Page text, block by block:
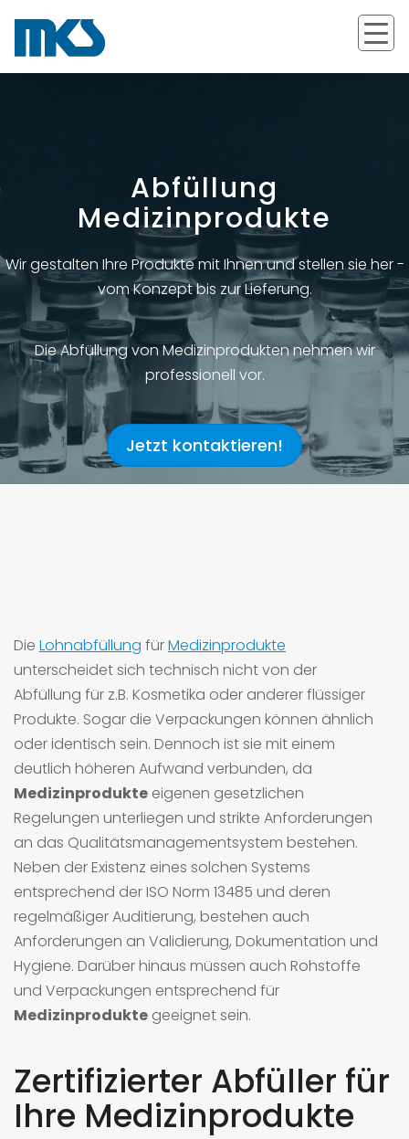
Kosmetik
Lohnhersteller Kosmetik
Cremeherstellung
Salbenherstellung
Lohnabfüllung Kosmetik
Tubenabfüllung
Medizinprodukte
Lohnherstellung Medizinprodukte
Lohnabfüllung Medizinprodukte
Nahrungsergänzungsmittel
E-Liquids
Leistungen
Vertrieb und Produktmanagement
Entwicklung
Lohnherstellung und Abfüllung
Das sind wir
Wer wir sind
Was wir machen
Informationen
Zertifikate/ Downloads
Kontakt
Datenschutz
Abfüllung
Medizinprodukte
Wir gestalten Ihre Produkte mit Ihnen und stellen sie her -
vom Konzept bis zur Lieferung.
Die Abfüllung von Medizinprodukten nehmen wir
professionell vor.
Jetzt kontaktieren!
Die Lohnabfüllung fürMedizinprodukte
unterscheidet sich technisch nicht von der
Abfüllung für z.B. Kosmetika oder anderer flüssiger
Produkte. Sogar die Verpackungen können ähnlich
oder identisch sein. Dennoch ist sie mit einem
deutlich höheren Aufwand verbunden, da
Medizinprodukte eigenen gesetzlichen
Regelungen unterliegen und strikte Anforderungen
an das Qualitätsmanagementsystem bestehen.
Neben der Existenz eines solchen Systems
entsprechend der ISO Norm 13485 und deren
regelmäßiger Auditierung, bestehen auch
Anforderungen an Validierung, Dokumentation und
Hygiene. Darüber hinaus müssen auch Rohstoffe
und Verpackungen entsprechend für
Medizinprodukte geeignet sein.
Zertifizierter Abfüller für
Ihre Medizinprodukte